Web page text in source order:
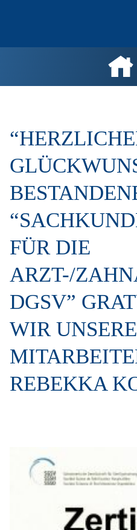
FÜR DIE
ARZT-/
DGSV”
WIR
REBEKKA